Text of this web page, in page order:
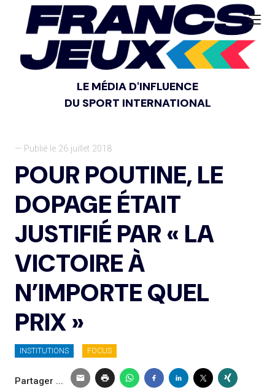
LE MÉDIA D'INFLUENCE
DU SPORT INTERNATIONAL
— Publié le 26 juillet 2018
POUR POUTINE, LE
DOPAGE ÉTAIT
JUSTIFIÉ PAR « LA
VICTOIRE À
N’IMPORTE QUEL
PRIX »
INSTITUTIONS FOCUS
Partager ...